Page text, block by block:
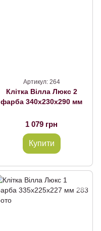
Артикул: 264
Клітка Вілла Люкс 2
фарба 340х230х290 мм
1 079 грн
Купити